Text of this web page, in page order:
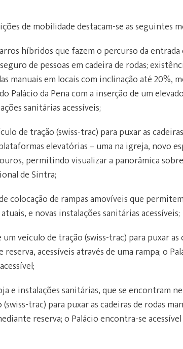
de mobilidade destacam-se as seguintes
híbridos que fazem o percurso da entrada
de pessoas em cadeira de rodas;
manuais em locais com inclinação até 20%,
Palácio da Pena com a inserção de um
sanitárias acessíveis;
de tração (swiss-trac) para puxar as
elevatórias – uma na igreja, novo
permitindo visualizar a panorâmica
de Sintra;
colocação de rampas amovíveis que
atuais, e novas instalações sanitárias acessíveis;
veículo de tração (swiss-trac) para puxar as
acessíveis através de uma rampa; o
e instalações sanitárias, que se encontram
trac)para puxar as cadeiras de rodas
reserva; o Palácio encontra-se